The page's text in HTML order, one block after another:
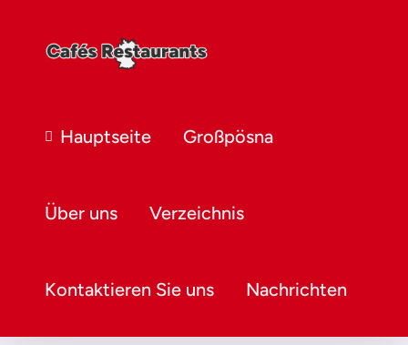
Hauptseite Großpösna
Über uns Verzeichnis
Kontaktieren Sie uns Nachrichten